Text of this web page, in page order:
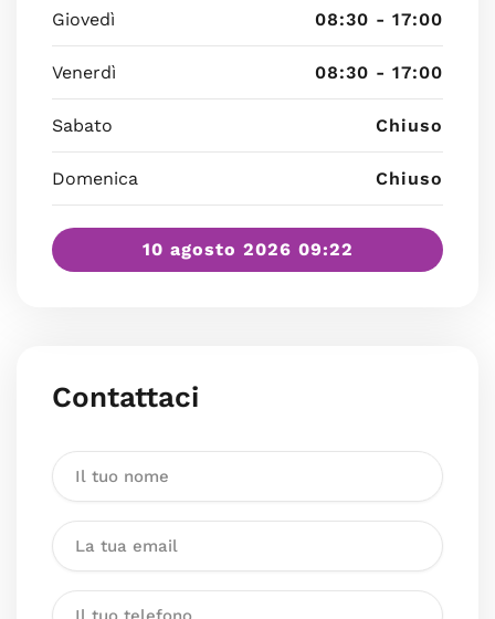
Giovedì 08:30 - 17:00
Venerdì 08:30 - 17:00
Sabato Chiuso
Domenica Chiuso
10 agosto 2026 09:22
Contattaci